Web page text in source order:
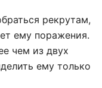
рекрутам,
ему поражения.
чем из двух
ему только